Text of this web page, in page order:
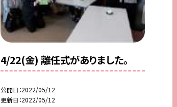
4/22(金) 離任式がありました。
公開日 2022/05/12
更新日 2022/05/12